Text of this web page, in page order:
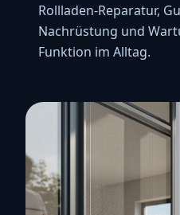
Rollladen-Reparatur,
Nachrüstung und
Funktion im Alltag.